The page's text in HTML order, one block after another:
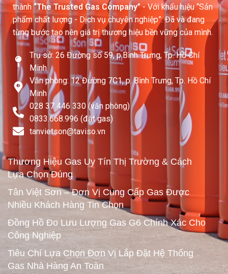
thành “The Trusted Gas Company”- Với khẩu hiệu “Sản
phẩm chất lượng - Dịch vụ chuyên nghiệp”. Đã và đang
từng bước tạo nên giá trị thương hiệu bền vững của mình.
Trụ sở: 26 Đường số 59, p.Bình Trưng, Tp. Hồ Chí
Minh
Văn phòng: 12 Đường 7C1, p. Bình Trưng, Tp. Hồ Chí
Minh
028 37 446 330 (văn phòng)
0833.668.996 (đặt gas)
tanvietson@taviso.vn​
Thương Hiệu Gas Uy Tín Thị Trường & Cách
Lựa Chọn Đúng
Tân Việt Sơn – Đơn Vị Cung Cấp Gas Được
Nhiều Khách Hàng Tin Chọn
Đồng Hồ Đo Lưu Lượng Gas G6 Chính Xác Cho
Công Nghiệp
Tiêu Chí Lựa Chọn Đơn Vị Lắp Đặt Hệ Thống
Gas Nhà Hàng An Toàn